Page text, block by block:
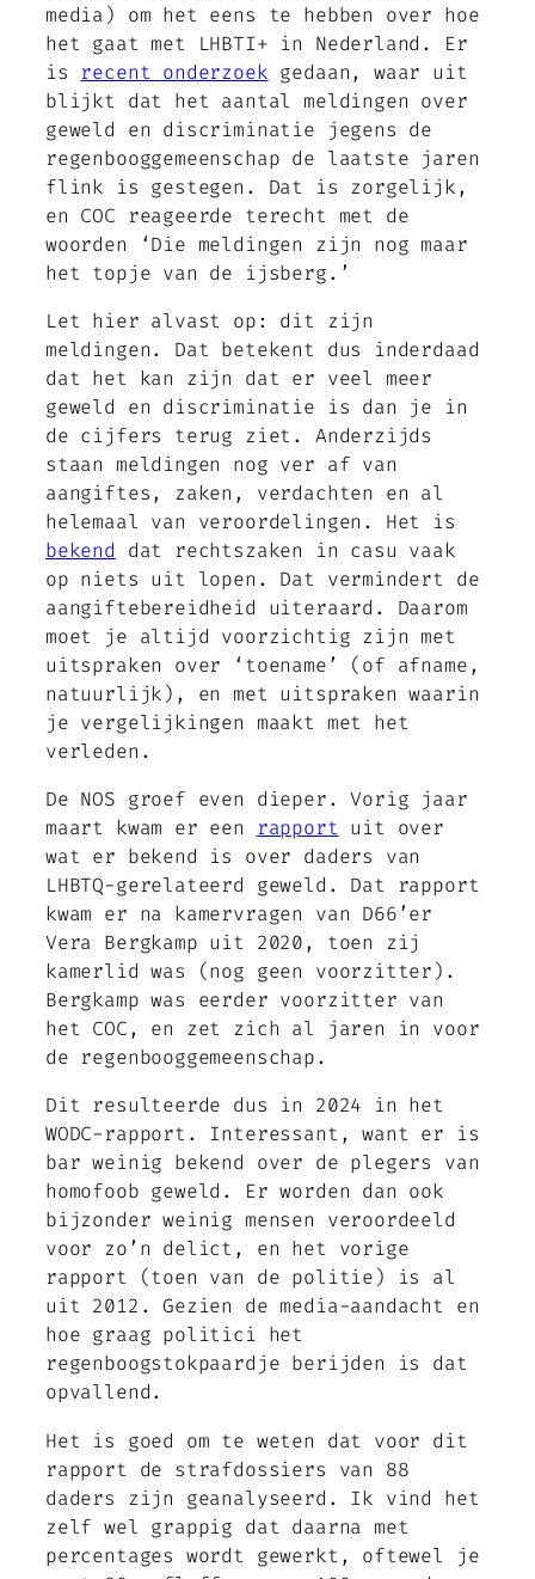
media) om het eens te hebben over hoe
het gaat met LHBTI+ in Nederland. Er
is recent onderzoek gedaan, waar uit
blijkt dat het aantal meldingen over
geweld en discriminatie jegens de
regenbooggemeenschap de laatste jaren
flink is gestegen. Dat is zorgelijk,
en COC reageerde terecht met de
woorden ‘Die meldingen zijn nog maar
het topje van de ijsberg.’
Let hier alvast op: dit zijn
meldingen. Dat betekent dus inderdaad
dat het kan zijn dat er veel meer
geweld en discriminatie is dan je in
de cijfers terug ziet. Anderzijds
staan meldingen nog ver af van
aangiftes, zaken, verdachten en al
helemaal van veroordelingen. Het is
bekend dat rechtszaken in casu vaak
op niets uit lopen. Dat vermindert de
aangiftebereidheid uiteraard. Daarom
moet je altijd voorzichtig zijn met
uitspraken over ‘toename’ (of afname,
natuurlijk), en met uitspraken waarin
je vergelijkingen maakt met het
verleden.
De NOS groef even dieper. Vorig jaar
maart kwam er een rapport uit over
wat er bekend is over daders van
LHBTQ-gerelateerd geweld. Dat rapport
kwam er na kamervragen van D66’er
Vera Bergkamp uit 2020, toen zij
kamerlid was (nog geen voorzitter).
Bergkamp was eerder voorzitter van
het COC, en zet zich al jaren in voor
de regenbooggemeenschap.
Dit resulteerde dus in 2024 in het
WODC-rapport. Interessant, want er is
bar weinig bekend over de plegers van
homofoob geweld. Er worden dan ook
bijzonder weinig mensen veroordeeld
voor zo’n delict, en het vorige
rapport (toen van de politie) is al
uit 2012. Gezien de media-aandacht en
hoe graag politici het
regenboogstokpaardje berijden is dat
opvallend.
Het is goed om te weten dat voor dit
rapport de strafdossiers van 88
daders zijn geanalyseerd. Ik vind het
zelf wel grappig dat daarna met
percentages wordt gewerkt, oftewel je